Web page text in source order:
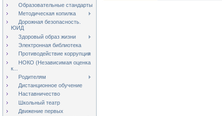
Образовательные стандарты
Методическая копилка
Дорожная безопасность.
ЮИД
Здоровый образ жизни
Электронная библиотека
Противодействие коррупции
НОКО (Независимая оценка
к...
Родителям
Дистанционное обучение
Наставничество
Школьный театр
Движение первых